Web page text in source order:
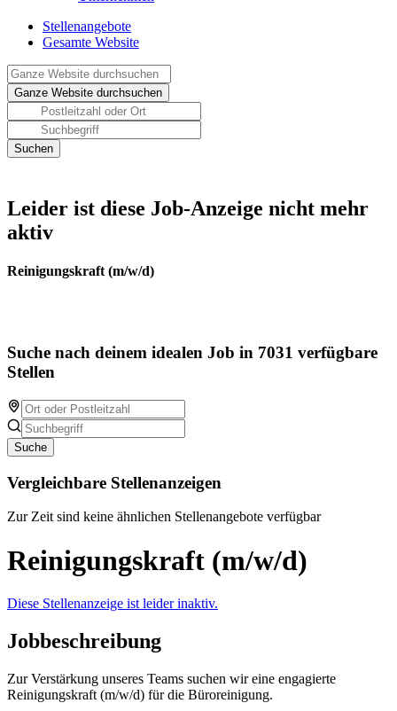
Stellenangebote
Gesamte Website
Leider ist diese Job-Anzeige nicht mehr
aktiv
Reinigungskraft (m/w/d)
Suche nach deinem idealen Job in 7031 verfügbare
Stellen
Suche
Vergleichbare Stellenanzeigen
Zur Zeit sind keine ähnlichen Stellenangebote verfügbar
Reinigungskraft (m/w/d)
Diese Stellenanzeige ist leider inaktiv.
Jobbeschreibung
Zur Verstärkung unseres Teams suchen wir eine engagierte
Reinigungskraft (m/w/d) für die Büroreinigung.